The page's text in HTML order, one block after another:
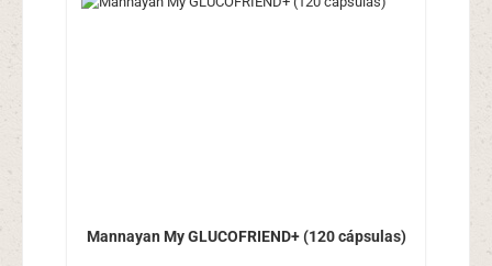
Mannayan My GLUCOFRIEND+ (120 cápsulas)